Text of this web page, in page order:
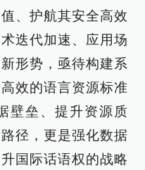
、护航其安全高效
迭代加速、应用场
形势，亟待构建系
效的语言资源标准
壁垒、提升资源质
径，更是强化数据
国际话语权的战略